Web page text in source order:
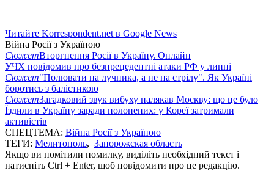
Читайте Korrespondent.net в Google News
Війна Росії з Україною
СюжетВторгнення Росії в Україну. Онлайн
УЧХ повідомив про безпрецедентні атаки РФ у липні
Сюжет"Полювати на лучника, а не на стрілу". Як Україні
боротись з балістикою
СюжетЗагадковий звук вибуху налякав Москву: що це було
Їздили в Україну заради полонених: у Кореї затримали
активістів
СПЕЦТЕМА: Війна Росії з Україною
ТЕГИ: Мелитополь, Запорожская область
Якщо ви помітили помилку, виділіть необхідний текст і
натисніть Ctrl + Enter, щоб повідомити про це редакцію.